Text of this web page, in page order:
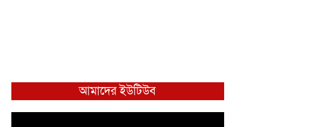
আমাদের ইউটিউব